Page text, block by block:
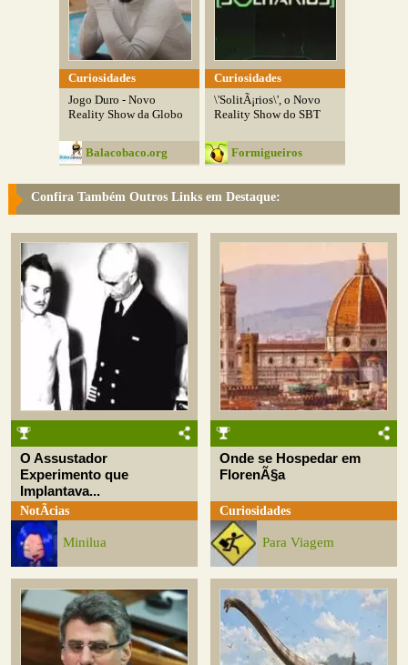
Curiosidades
Jogo Duro - Novo
Reality Show da Globo
Balacobaco.org
Curiosidades
\'SolitÃ¡rios\', o Novo
Reality Show do SBT
Formigueiros
Confira Também Outros Links em Destaque:
O Assustador
Experimento que
Implantava...
NotÃ­cias
Minilua
Onde se Hospedar em
FlorenÃ§a
Curiosidades
Para Viagem